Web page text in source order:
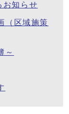
お知らせ
（区域施策
～